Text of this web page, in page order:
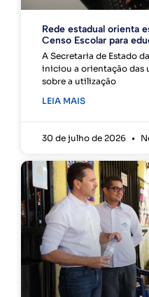
Rede estadual orienta
Censo Escolar para
A Secretaria de Estado
iniciou a orientação das
sobre a utilização
LEIA MAIS
30 de julho de 2026